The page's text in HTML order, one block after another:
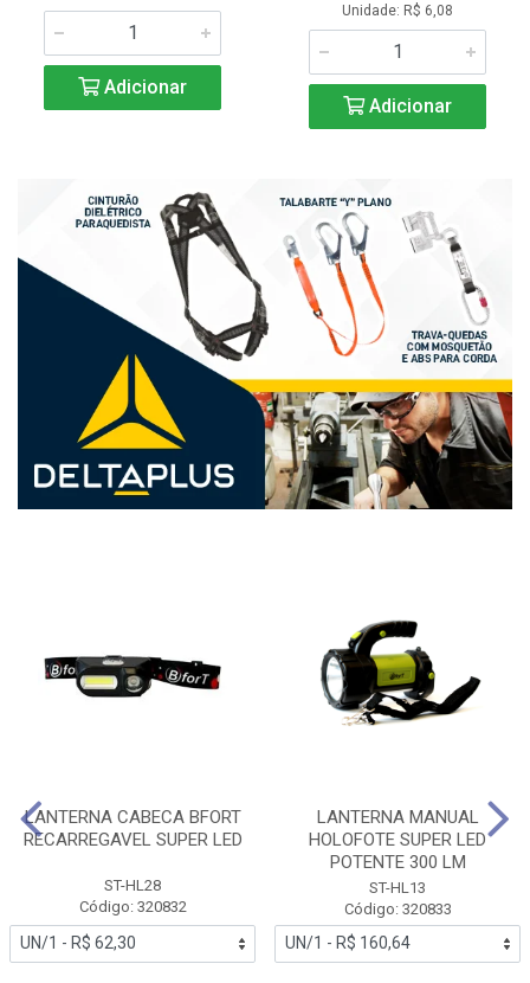
Adicionar
Unidade: R$ 6,08
Adicionar
LANTERNA CABECA BFORT
RECARREGAVEL SUPER LED
ST-HL28
Código: 320832
LANTERNA MANUAL
HOLOFOTE SUPER LED
POTENTE 300 LM
ST-HL13
Código: 320833